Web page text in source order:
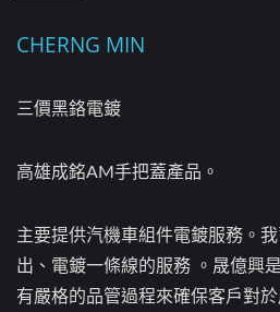
CHERNG MIN
三價黑鉻電鍍
高雄成銘AM手把蓋產品。
主要提供汽機車組件電鍍服務。
出、電鍍一條線的服務 。晟億興
有嚴格的品管過程來確保客戶對